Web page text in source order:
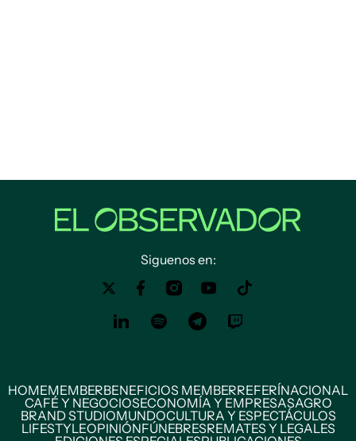
Siguenos en:
HOMEMEMBERBENEFICIOS MEMBERREFERÍNACIONAL
CAFÉ Y NEGOCIOSECONOMÍA Y EMPRESASAGRO
BRAND STUDIOMUNDOCULTURA Y ESPECTÁCULOS
LIFESTYLEOPINIÓNFÚNEBRESREMATES Y LEGALES